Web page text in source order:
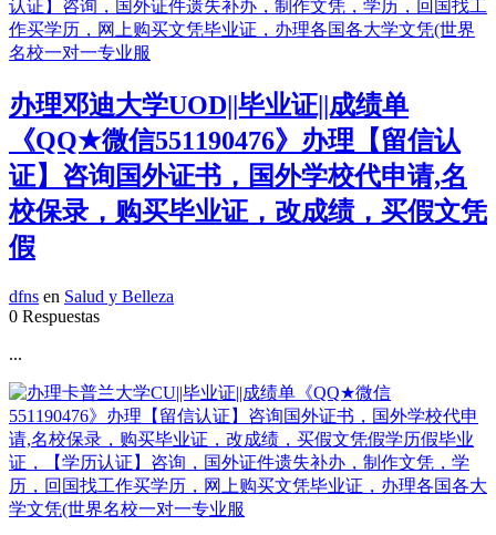
办理邓迪大学UOD||毕业证||成绩单
《QQ★微信551190476》办理【留信认
证】咨询国外证书，国外学校代申请,名
校保录，购买毕业证，改成绩，买假文凭
假
dfns en Salud y Belleza
0 Respuestas
...